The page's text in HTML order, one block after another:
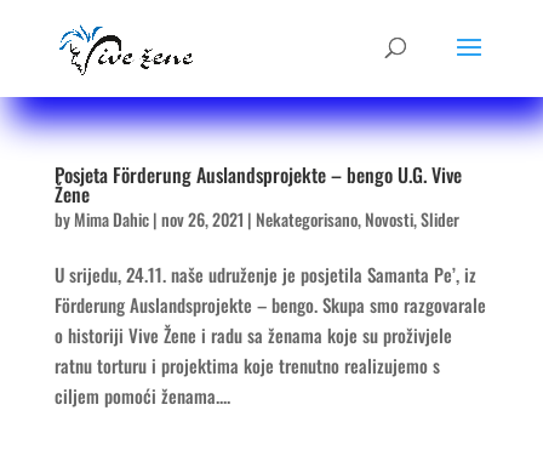
Posjeta Förderung Auslandsprojekte – bengo U.G. Vive
Žene
byMima Dahic|nov 26, 2021 | Nekategorisano,Novosti,Slider
U srijedu, 24.11. naše udruženje je posjetila Samanta Pe’, iz
Förderung Auslandsprojekte – bengo. Skupa smo razgovarale
o historiji Vive Žene i radu sa ženama koje su proživjele
ratnu torturu i projektima koje trenutno realizujemo s
ciljem pomoći ženama....